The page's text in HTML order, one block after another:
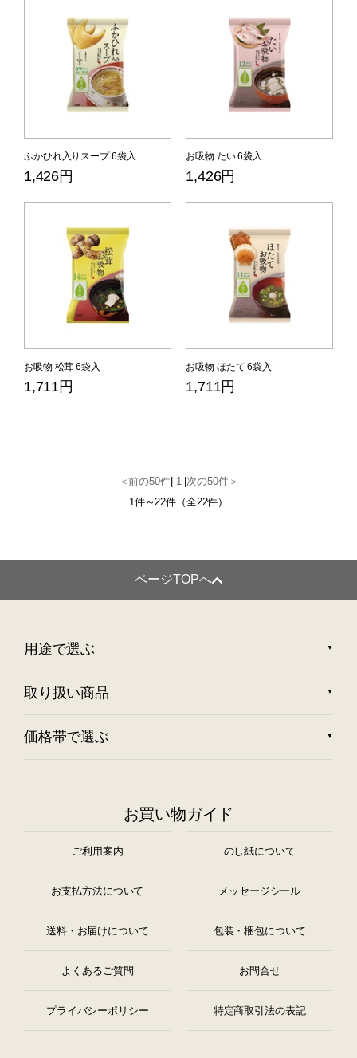
ふかひれ入りスープ 6袋入
1,426円
お吸物 たい 6袋入
1,426円
お吸物 松茸 6袋入
1,711円
お吸物 ほたて 6袋入
1,711円
＜前の50件| 1| 次の50件＞
1件～22件（全22件）
ページTOPへ
用途で選ぶ
取り扱い商品
価格帯で選ぶ
お買い物ガイド
ご利用案内 のし紙について
お支払方法について メッセージシール
送料・お届けについて 包装・梱包について
よくあるご質問 お問合せ
プライバシーポリシー 特定商取引法の表記